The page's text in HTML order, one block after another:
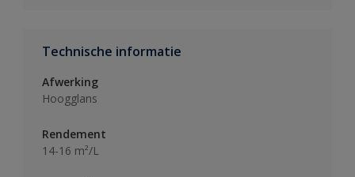
Technische informatie
Afwerking
Hoogglans
Rendement
14-16 m²/L